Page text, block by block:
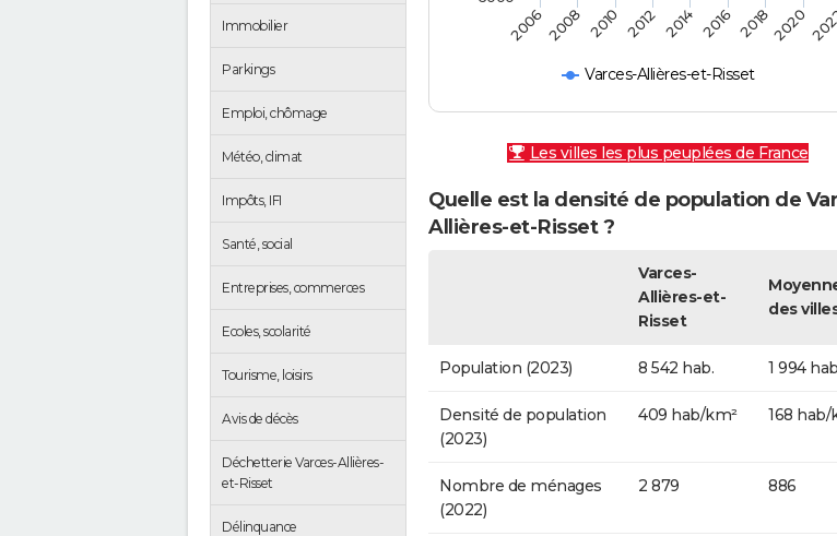
Immobilier
Parkings
Emploi, chômage
Météo, climat
Impôts, IFI
Santé, social
Entreprises, commerces
Ecoles, scolarité
Tourisme, loisirs
Avis de décès
Déchetterie Varces-Allières-
et-Risset
Délinquance
Varces-Allières-et-Risset
20062008 2010 2012 2014 2016 20182020
Les villes les plus peuplées de France
Quelle est la densité de population de
Allières-et-Risset ?
Varces-
Allières-et-
Risset
des
Population (2023) 8 542 hab. 1 994
Densité de population
(2023)
409 hab/km² 168 hab/
Nombre de ménages
(2022)
2 879 886